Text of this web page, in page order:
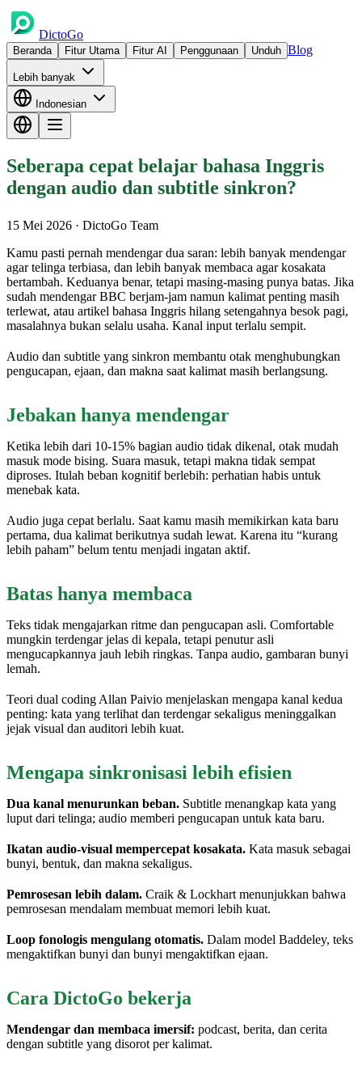
DictoGo
Beranda Fitur Utama Fitur AI Penggunaan Unduh Blog
Lebih banyak
Indonesian
Seberapa cepat belajar bahasa Inggris
dengan audio dan subtitle sinkron?
15 Mei 2026 · DictoGo Team
Kamu pasti pernah mendengar dua saran: lebih banyak mendengar
agar telinga terbiasa, dan lebih banyak membaca agar kosakata
bertambah. Keduanya benar, tetapi masing-masing punya batas. Jika
sudah mendengar BBC berjam-jam namun kalimat penting masih
terlewat, atau artikel bahasa Inggris hilang setengahnya besok pagi,
masalahnya bukan selalu usaha. Kanal input terlalu sempit.
Audio dan subtitle yang sinkron membantu otak menghubungkan
pengucapan, ejaan, dan makna saat kalimat masih berlangsung.
Jebakan hanya mendengar
Ketika lebih dari 10-15% bagian audio tidak dikenal, otak mudah
masuk mode bising. Suara masuk, tetapi makna tidak sempat
diproses. Itulah beban kognitif berlebih: perhatian habis untuk
menebak kata.
Audio juga cepat berlalu. Saat kamu masih memikirkan kata baru
pertama, dua kalimat berikutnya sudah lewat. Karena itu “kurang
lebih paham” belum tentu menjadi ingatan aktif.
Batas hanya membaca
Teks tidak mengajarkan ritme dan pengucapan asli. Comfortable
mungkin terdengar jelas di kepala, tetapi penutur asli
mengucapkannya jauh lebih ringkas. Tanpa audio, gambaran bunyi
lemah.
Teori dual coding Allan Paivio menjelaskan mengapa kanal kedua
penting: kata yang terlihat dan terdengar sekaligus meninggalkan
jejak visual dan auditori lebih kuat.
Mengapa sinkronisasi lebih efisien
Dua kanal menurunkan beban. Subtitle menangkap kata yang
luput dari telinga; audio memberi pengucapan untuk kata baru.
Ikatan audio-visual mempercepat kosakata. Kata masuk sebagai
bunyi, bentuk, dan makna sekaligus.
Pemrosesan lebih dalam. Craik & Lockhart menunjukkan bahwa
pemrosesan mendalam membuat memori lebih kuat.
Loop fonologis mengulang otomatis. Dalam model Baddeley, teks
mengaktifkan bunyi dan bunyi mengaktifkan ejaan.
Cara DictoGo bekerja
Mendengar dan membaca imersif: podcast, berita, dan cerita
dengan subtitle yang disorot per kalimat.